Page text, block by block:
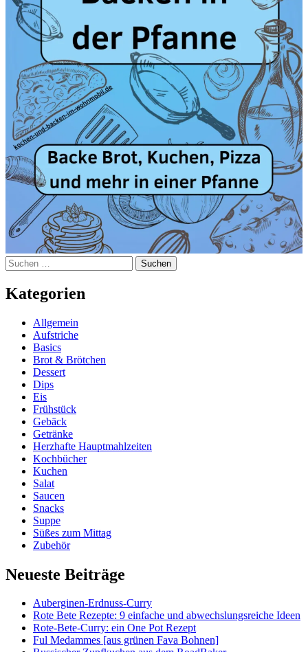
Suchen
nach:
Kategorien
Allgemein
Aufstriche
Basics
Brot & Brötchen
Dessert
Dips
Eis
Frühstück
Gebäck
Getränke
Herzhafte Hauptmahlzeiten
Kochbücher
Kuchen
Salat
Saucen
Snacks
Suppe
Süßes zum Mittag
Zubehör
Neueste Beiträge
Auberginen-Erdnuss-Curry
Rote Bete Rezepte: 9 einfache und abwechslungsreiche Ideen
Rote-Bete-Curry: ein One Pot Rezept
Ful Medammes [aus grünen Fava Bohnen]